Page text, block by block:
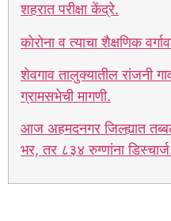
शहरात परीक्षा केंद्रे.
कोरोना व त्याचा शैक्षणिक
शेवगाव तालुक्यातील रांजनी
ग्रामसभेची मागणी.
आज अहमदनगर जिल्ह्यात
भर, तर ८३४ रुग्णांना